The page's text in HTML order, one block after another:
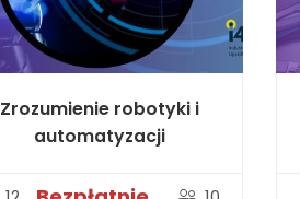
Zrozumienie robotyki i
automatyzacji